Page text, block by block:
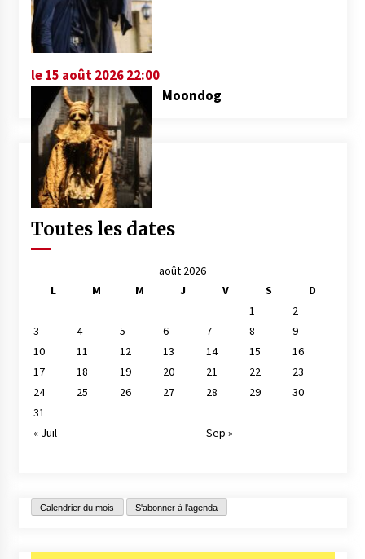
le 15 août 2026 22:00
Moondog
Toutes les dates
août 2026
L
M M J V S
D
1
2
3
4 5 6 7 8
9
10
11 12 13 14 15
16
17
18 19 20 21 22
23
24
25 26 27 28 29
30
31
« Juil
Sep »
Calendrier du mois S'abonner à l'agenda